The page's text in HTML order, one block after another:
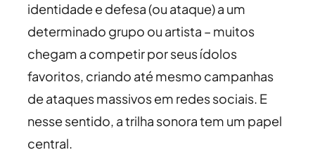
identidade e defesa (ou ataque) a um
determinado grupo ou artista – muitos
chegam a competir por seus ídolos
favoritos, criando até mesmo campanhas
de ataques massivos em redes sociais. E
nesse sentido, a trilha sonora tem um papel
central.